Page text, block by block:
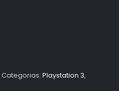
Categorias: Playstation 3,